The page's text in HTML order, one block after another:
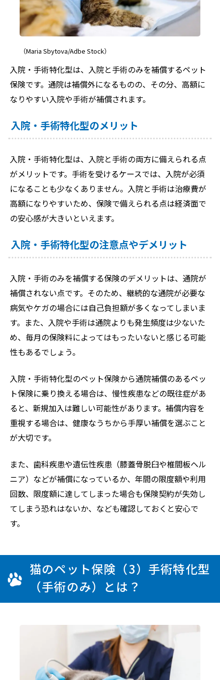
（Maria Sbytova/Adbe Stock）
入院・手術特化型は、入院と手術のみを補償するペット
保険です。通院は補償外になるものの、その分、高額に
なりやすい入院や手術が補償されます。
入院・手術特化型のメリット
入院・手術特化型は、入院と手術の両方に備えられる点
がメリットです。手術を受けるケースでは、入院が必須
になることも少なくありません。入院と手術は治療費が
高額になりやすいため、保険で備えられる点は経済面で
の安心感が大きいといえます。
入院・手術特化型の注意点やデメリット
入院・手術のみを補償する保険のデメリットは、通院が
補償されない点です。そのため、継続的な通院が必要な
病気やケガの場合には自己負担額が多くなってしまいま
す。また、入院や手術は通院よりも発生頻度は少ないた
め、毎月の保険料によってはもったいないと感じる可能
性もあるでしょう。
入院・手術特化型のペット保険から通院補償のあるペッ
ト保険に乗り換える場合は、慢性疾患などの既往症があ
ると、新規加入は難しい可能性があります。補償内容を
重視する場合は、健康なうちから手厚い補償を選ぶこと
が大切です。
また、歯科疾患や遺伝性疾患（膝蓋骨脱臼や椎間板ヘル
ニア）などが補償になっているか、年間の限度額や利用
回数、限度額に達してしまった場合も保険契約が失効し
てしまう恐れはないか、なども確認しておくと安心で
す。
猫のペット保険（3）手術特化型
（手術のみ）とは？